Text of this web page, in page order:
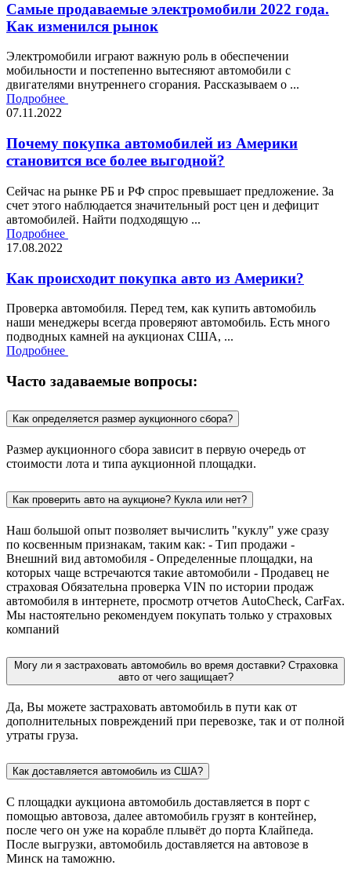
Самые продаваемые электромобили 2022 года.
Как изменился рынок
Электромобили играют важную роль в обеспечении
мобильности и постепенно вытесняют автомобили с
двигателями внутреннего сгорания. Рассказываем о ...
Подробнее
07.11.2022
Почему покупка автомобилей из Америки
становится все более выгодной?
Сейчас на рынке РБ и РФ спрос превышает предложение. За
счет этого наблюдается значительный рост цен и дефицит
автомобилей. Найти подходящую ...
Подробнее
17.08.2022
Как происходит покупка авто из Америки?
Проверка автомобиля. Перед тем, как купить автомобиль
наши менеджеры всегда проверяют автомобиль. Есть много
подводных камней на аукционах США, ...
Подробнее
Часто задаваемые вопросы:
Как определяется размер аукционного сбора?
Размер аукционного сбора зависит в первую очередь от
стоимости лота и типа аукционной площадки.
Как проверить авто на аукционе? Кукла или нет?
Наш большой опыт позволяет вычислить "куклу" уже сразу
по косвенным признакам, таким как: - Тип продажи -
Внешний вид автомобиля - Определенные площадки, на
которых чаще встречаются такие автомобили - Продавец не
страховая Обязательна проверка VIN по истории продаж
автомобиля в интернете, просмотр отчетов AutoCheck, CarFax.
Мы настоятельно рекомендуем покупать только у страховых
компаний
Могу ли я застраховать автомобиль во время доставки? Страховка
авто от чего защищает?
Да, Вы можете застраховать автомобиль в пути как от
дополнительных повреждений при перевозке, так и от полной
утраты груза.
Как доставляется автомобиль из США?
С площадки аукциона автомобиль доставляется в порт с
помощью автовоза, далее автомобиль грузят в контейнер,
после чего он уже на корабле плывёт до порта Клайпеда.
После выгрузки, автомобиль доставляется на автовозе в
Минск на таможню.